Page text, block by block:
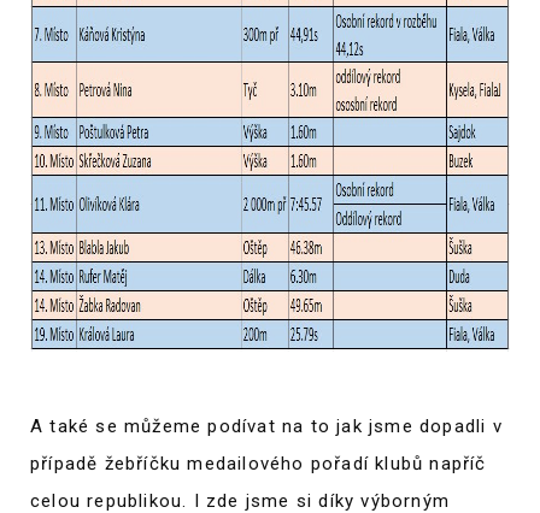
A také se můžeme podívat na to jak jsme dopadli v
případě žebříčku medailového pořadí klubů napříč
celou republikou. I zde jsme si díky výborným